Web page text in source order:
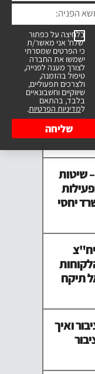
יחסי
של
דין:
שיטות
יחסי
תיקח
ואיך
בלחיצה על כפתור
'שלח' אני מאשר/ת
כי הפרטים שמסרתי
ישמשו את החברה
לצורך מענה לפנייה,
טיפול בהזמנה,
ולצרכים תפעוליים,
שיווקיים וחשבונאיים
בלבד, בהתאם
למדיניות הפרטיות.
שליחה